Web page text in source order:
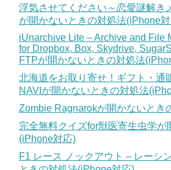
浮気させてください～恋愛謎解き
が開かないときの対処法(iPhone
iUnarchive Lite – Archive and File
for Dropbox, Box, Skydrive,
FTPが開かないときの対処法
北海道をお取り寄せ！ギフト・
NAVIが開かないときの対処法
Zombie Ragnarokが開かないとき
完全無料クイズfor獣医寄生虫学
(iPhone対応)
F1 レース ノックアウト – レーシ